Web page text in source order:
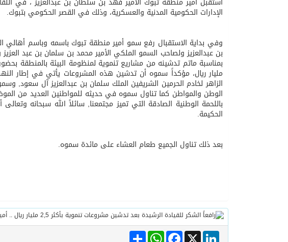
الإدارات الحكومية المدنية والعسكرية، وذلك في القصر الحكومي بتبوك.
وفي بداية الاستقبال رفع سمو أمير منطقة تبوك باسمه وباسم أهالي
بن عبدالعزيز ولصاحب السمو الملكي الأمير محمد بن سلمان بن عبد
مليار ريال، مؤكداً سموه أن تدشين هذه المشروعات يأتي في إطار
الزاهر لخادم الحرمين الشريفين الملك سلمان بن عبدالعزيز آل سعود,
الوطن والمواطن كما تناول سموه في حديثه للمواطنين العديد من
باللحمة الوطنية الصادقة التي تميز مجتمعنا, سائلاً الله سبحانه
الحكيمة.
بعد ذلك تناول الجميع طعام العشاء على مائدة سموه.
Share
WhatsAppFacebook X
LinkedIn